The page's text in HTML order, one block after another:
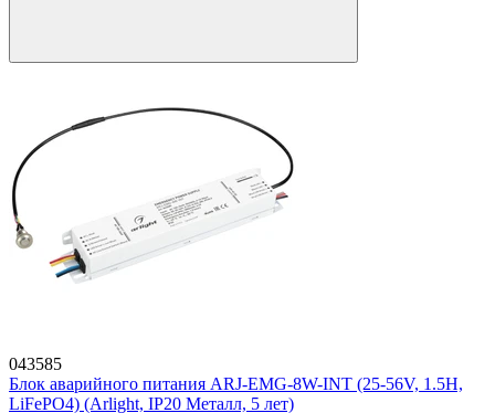
043585
Блок аварийного питания ARJ-EMG-8W-INT (25-56V, 1.5H,
LiFePO4) (Arlight, IP20 Металл, 5 лет)